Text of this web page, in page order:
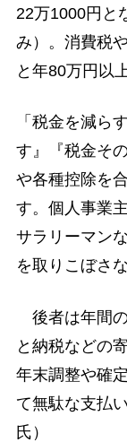
22万1000円と
み）。消費税
と年80万円以
「税金を減ら
す』『税金そ
や各種控除を
す。個人事業
サラリーマン
を取りこぼさな
後者は年間
と納税などの
年末調整や確
て無駄な支払
氏）